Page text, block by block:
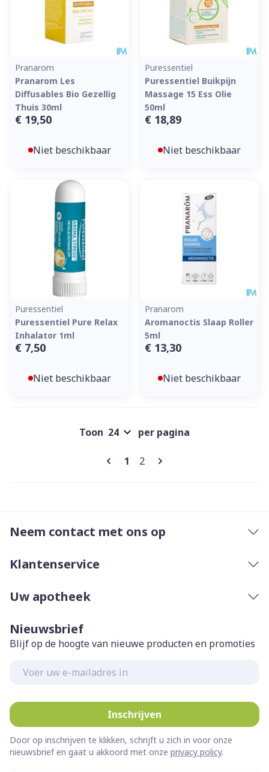
Pranarom
Pranarom Les
Diffusables Bio Gezellig
Thuis 30ml
€ 19,50
Niet beschikbaar
Puressentiel
Puressentiel Buikpijn
Massage 15 Ess Olie
50ml
€ 18,89
Niet beschikbaar
Puressentiel
Puressentiel Pure Relax
Inhalator 1ml
€ 7,50
Niet beschikbaar
Pranarom
Aromanoctis Slaap Roller
5ml
€ 13,30
Niet beschikbaar
Pagina's
U lees momenteel pagina
1 Pagina
2
Toon per pagina
Neem contact met ons op
Klantenservice
Uw apotheek
Nieuwsbrief
Blijf op de hoogte van nieuwe producten en promoties
Inschrijven
Door op inschrijven te klikken, schrijft u zich in voor onze
nieuwsbrief en gaat u akkoord met onze privacy policy.